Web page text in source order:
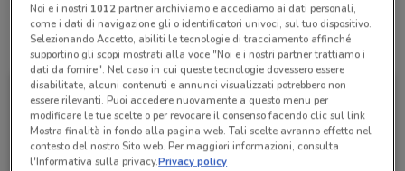
Tutte le promozioni di questo negozio
Noi e i nostri 1012partner archiviamo e accediamo ai dati personali,
come i dati di navigazione gli o identificatori univoci, sul tuo dispositivo.
Selezionando Accetto, abiliti le tecnologie di tracciamento affinché
supportino gli scopi mostrati alla voce "Noi e i nostri partner trattiamo i
dati da fornire". Nel caso in cui queste tecnologie dovessero essere
disabilitate, alcuni contenuti e annunci visualizzati potrebbero non
essere rilevanti. Puoi accedere nuovamente a questo menu per
modificare le tue scelte o per revocare il consenso facendo clic sul link
Mostra finalità in fondo alla pagina web. Tali scelte avranno effetto nel
contesto del nostro Sito web. Per maggiori informazioni, consulta
l'Informativa sulla privacy.Privacy policy